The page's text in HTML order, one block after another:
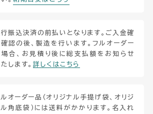
振込決済の前払いとなります。ご入金確
認の後、製造を行います。フルオーダー
場合、お見積り後に総支払額をお知らせ
します。 詳しくはこちら
オーダー品（オリジナル手提げ袋、オリジ
角底袋）には送料がかかります。名入れ